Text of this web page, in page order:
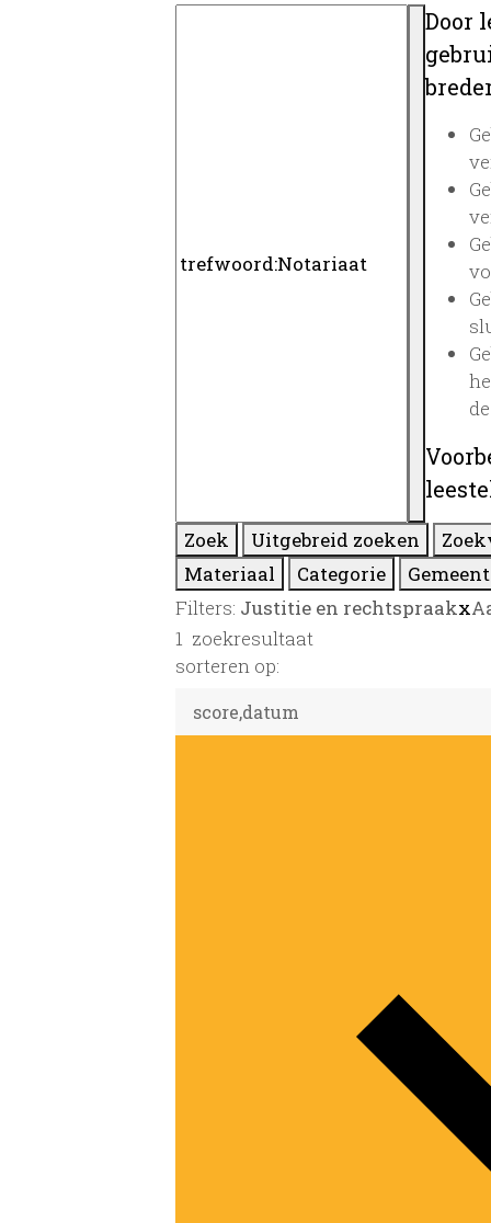
Door
Zoek Uitgebreid zoeken
Materiaal
Categorie
Filters: Justitie en rechtspraakx
1 zoekresultaat
sorteren op: